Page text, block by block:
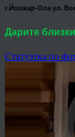
г.Йошкар-Ола ул.
Дарите
Статуэтка по